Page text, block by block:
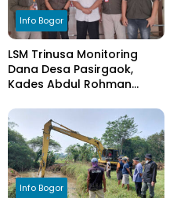
Info Bogor
LSM Trinusa Monitoring
Dana Desa Pasirgaok,
Kades Abdul Rohman
Transparansi Pengelolaan
Anggaran
Info Bogor